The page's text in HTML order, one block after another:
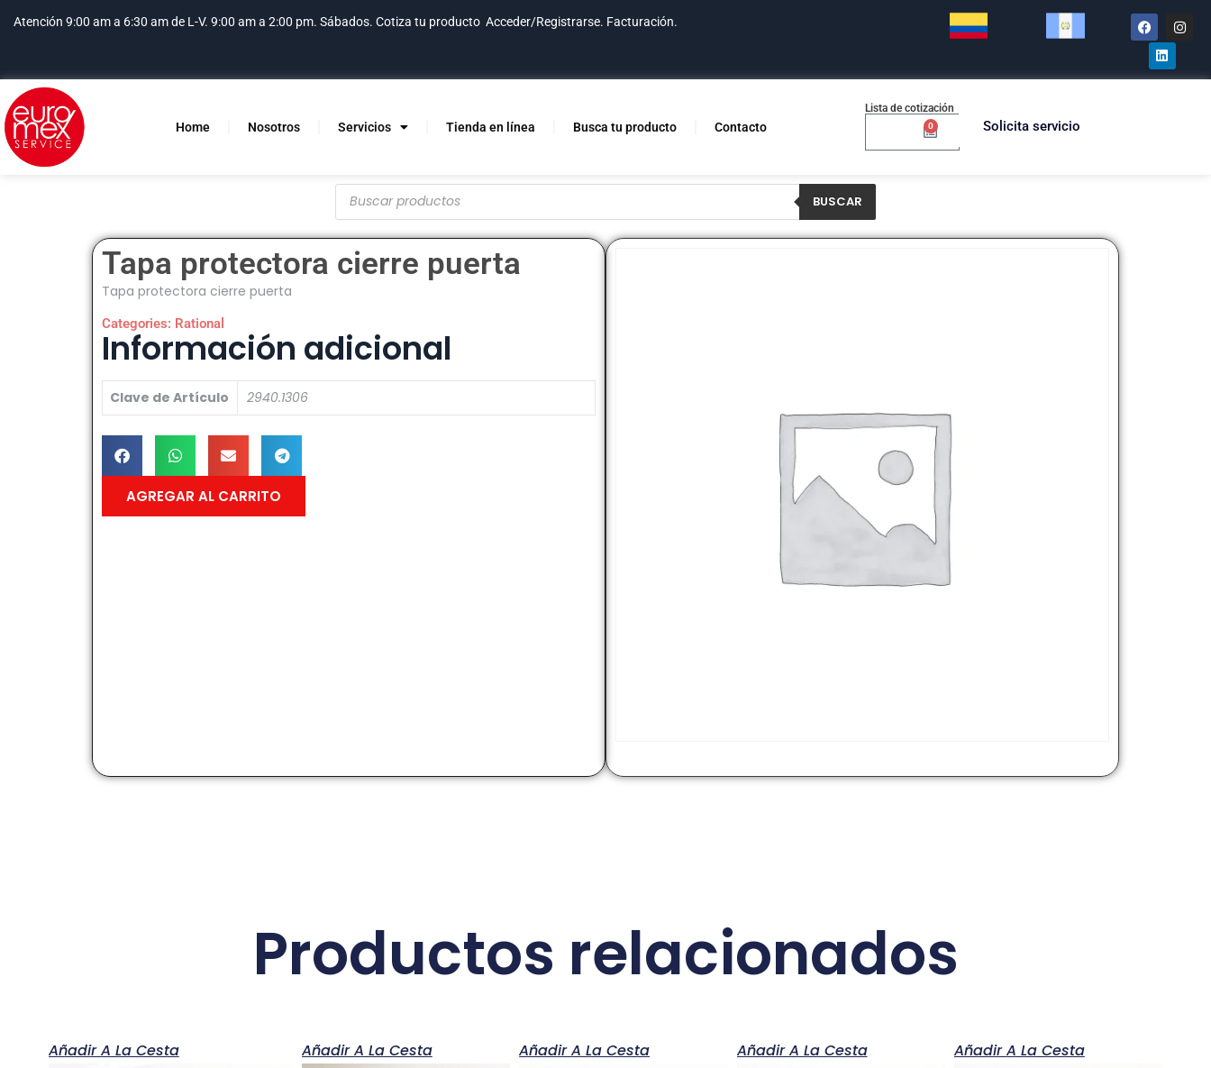
Atención 9:00 am a 6:30 am de L-V. 9:00 am a 2:00 pm. Sábados. Cotiza tu producto Acceder/Registrarse. Facturación.
Home Nosotros Servicios Tienda en línea Busca tu producto Contacto
Lista de cotización
0 Solicita servicio
BUSCAR
Tapa protectora cierre puerta
Tapa protectora cierre puerta
Categories: Rational
Información adicional
Clave de Artículo 2940.1306
AGREGAR AL CARRITO
Productos relacionados
Añadir A La Cesta Añadir A La Cesta Añadir A La Cesta Añadir A La Cesta Añadir A La Cesta